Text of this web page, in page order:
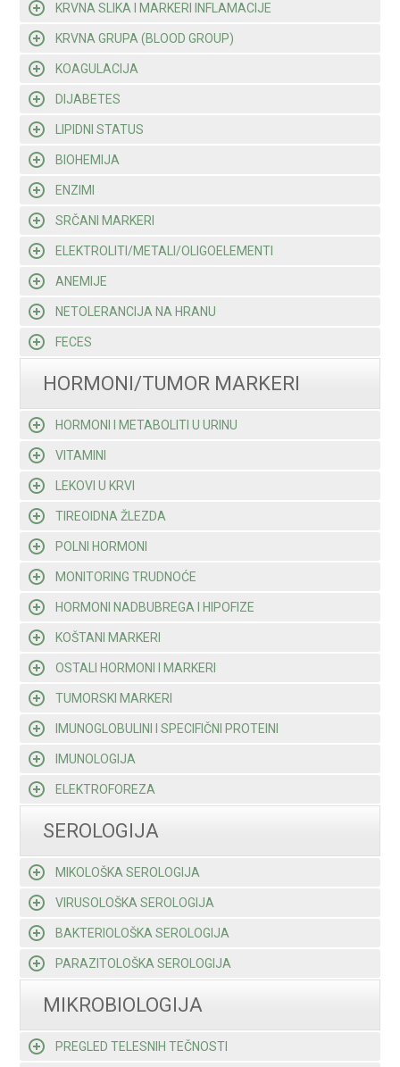
KRVNA SLIKA I MARKERI INFLAMACIJE
KRVNA GRUPA (BLOOD GROUP)
KOAGULACIJA
DIJABETES
LIPIDNI STATUS
BIOHEMIJA
ENZIMI
SRČANI MARKERI
ELEKTROLITI/METALI/OLIGOELEMENTI
ANEMIJE
NETOLERANCIJA NA HRANU
FECES
HORMONI/TUMOR MARKERI
HORMONI I METABOLITI U URINU
VITAMINI
LEKOVI U KRVI
TIREOIDNA ŽLEZDA
POLNI HORMONI
MONITORING TRUDNOĆE
HORMONI NADBUBREGA I HIPOFIZE
KOŠTANI MARKERI
OSTALI HORMONI I MARKERI
TUMORSKI MARKERI
IMUNOGLOBULINI I SPECIFIČNI PROTEINI
IMUNOLOGIJA
ELEKTROFOREZA
SEROLOGIJA
MIKOLOŠKA SEROLOGIJA
VIRUSOLOŠKA SEROLOGIJA
BAKTERIOLOŠKA SEROLOGIJA
PARAZITOLOŠKA SEROLOGIJA
MIKROBIOLOGIJA
PREGLED TELESNIH TEČNOSTI